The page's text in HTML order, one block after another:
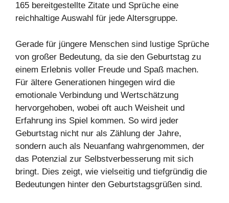
165 bereitgestellte Zitate und Sprüche eine
reichhaltige Auswahl für jede Altersgruppe.
Gerade für jüngere Menschen sind lustige Sprüche
von großer Bedeutung, da sie den Geburtstag zu
einem Erlebnis voller Freude und Spaß machen.
Für ältere Generationen hingegen wird die
emotionale Verbindung und Wertschätzung
hervorgehoben, wobei oft auch Weisheit und
Erfahrung ins Spiel kommen. So wird jeder
Geburtstag nicht nur als Zählung der Jahre,
sondern auch als Neuanfang wahrgenommen, der
das Potenzial zur Selbstverbesserung mit sich
bringt. Dies zeigt, wie vielseitig und tiefgründig die
Bedeutungen hinter den Geburtstagsgrüßen sind.